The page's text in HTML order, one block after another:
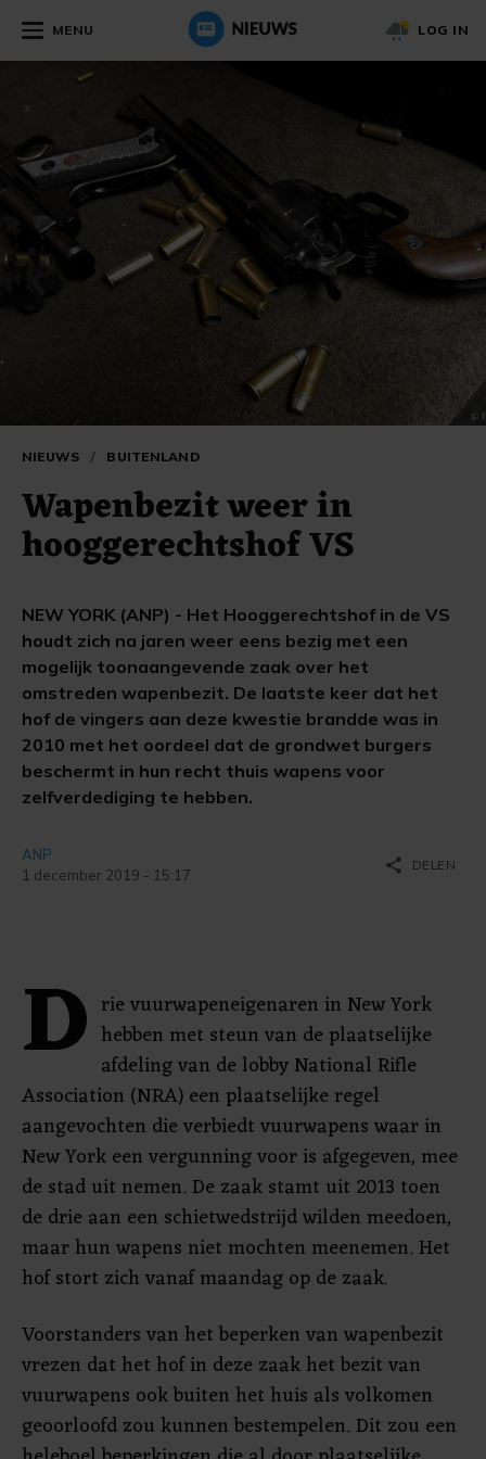
MENU LOG IN
NIEUWS / BUITENLAND
Wapenbezit weer in
hooggerechtshof VS
NEW YORK (ANP) - Het Hooggerechtshof in de VS
houdt zich na jaren weer eens bezig met een
mogelijk toonaangevende zaak over het
omstreden wapenbezit. De laatste keer dat het
hof de vingers aan deze kwestie brandde was in
2010 met het oordeel dat de grondwet burgers
beschermt in hun recht thuis wapens voor
zelfverdediging te hebben.
ANP
1 december 2019 - 15:17
share DELEN
D rie vuurwapeneigenaren in New York
hebben met steun van de plaatselijke
afdeling van de lobby National Rifle
Association (NRA) een plaatselijke regel
aangevochten die verbiedt vuurwapens waar in
New York een vergunning voor is afgegeven, mee
de stad uit nemen. De zaak stamt uit 2013 toen
de drie aan een schietwedstrijd wilden meedoen,
maar hun wapens niet mochten meenemen. Het
hof stort zich vanaf maandag op de zaak.
Voorstanders van het beperken van wapenbezit
vrezen dat het hof in deze zaak het bezit van
vuurwapens ook buiten het huis als volkomen
geoorloofd zou kunnen bestempelen. Dit zou een